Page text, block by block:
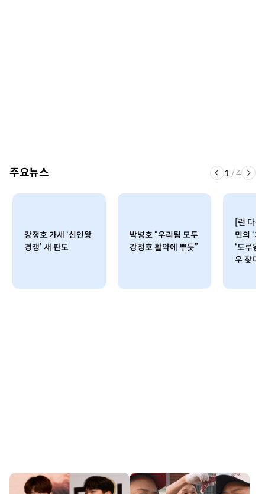
주요뉴스 1 /4
강정호 가세 ‘신인왕
경쟁’ 새 판도
박병호 “우리팀 모두
강정호 활약에 뿌듯”
[런 다
민의 ‘
‘도루왕
우 찾다